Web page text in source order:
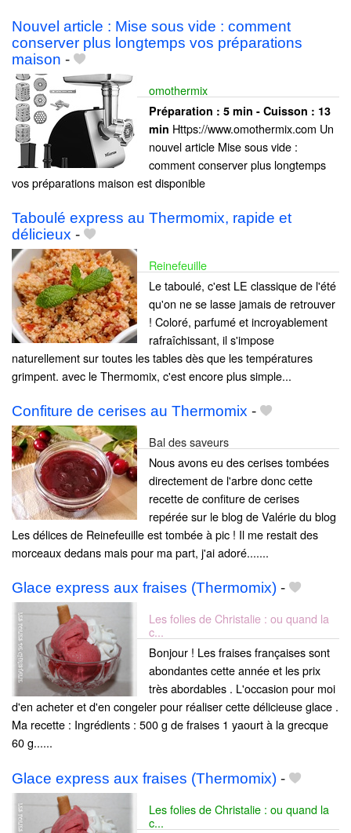
Nouvel article : Mise sous vide : comment
conserver plus longtemps vos préparations
maison -
omothermix
Préparation : 5 min - Cuisson : 13
min Https://www.omothermix.com Un
nouvel article Mise sous vide :
comment conserver plus longtemps
vos préparations maison est disponible
Taboulé express au Thermomix, rapide et
délicieux -
Reinefeuille
Le taboulé, c'est LE classique de l'été
qu'on ne se lasse jamais de retrouver
! Coloré, parfumé et incroyablement
rafraîchissant, il s'impose
naturellement sur toutes les tables dès que les températures
grimpent. avec le Thermomix, c'est encore plus simple...
Confiture de cerises au Thermomix -
Bal des saveurs
Nous avons eu des cerises tombées
directement de l'arbre donc cette
recette de confiture de cerises
repérée sur le blog de Valérie du blog
Les délices de Reinefeuille est tombée à pic ! Il me restait des
morceaux dedans mais pour ma part, j'ai adoré.......
Glace express aux fraises (Thermomix) -
Les folies de Christalie : ou quand la
c...
Bonjour ! Les fraises françaises sont
abondantes cette année et les prix
très abordables . L'occasion pour moi
d'en acheter et d'en congeler pour réaliser cette délicieuse glace .
Ma recette : Ingrédients : 500 g de fraises 1 yaourt à la grecque
60 g......
Glace express aux fraises (Thermomix) -
Les folies de Christalie : ou quand la
c...